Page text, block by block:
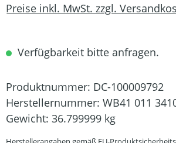
Preise inkl. MwSt. zzgl.
Verfügbarkeit bitte anfragen.
Produktnummer: DC-100009792
Herstellernummer: WB41 011
Gewicht: 36.799999 kg